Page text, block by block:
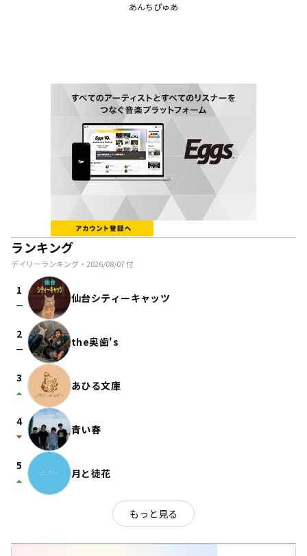
あんちぴゅあ
ランキング
デイリーランキング・ 2026/08/07付
1
check_indeterminate_small 仙台シティーキャッツ
2
check_indeterminate_small the奥歯's
3
arrow_drop_up あひる文庫
4
arrow_drop_down 青い春
5
arrow_drop_up 月と徒花
もっと見る